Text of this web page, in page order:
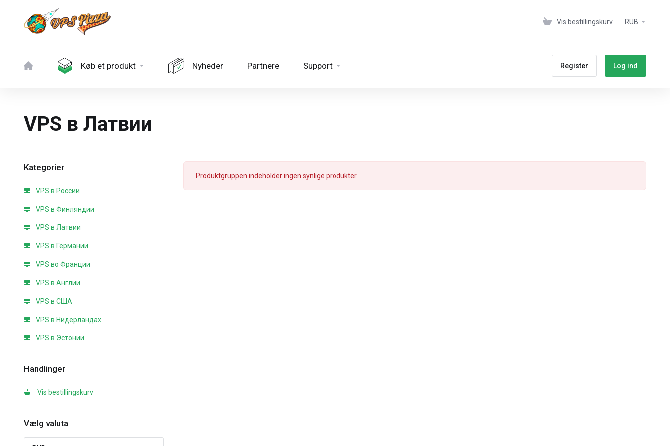
Vis bestillingskurv RUB
Køb et produkt Nyheder Partnere Support Register Log ind
VPS в Латвии
Kategorier
VPS в России
VPS в Финляндии
VPS в Латвии
VPS в Германии
VPS во Франции
VPS в Англии
VPS в США
VPS в Нидерландах
VPS в Эстонии
Handlinger
Vis bestillingskurv
Vælg valuta
Produktgruppen indeholder ingen synlige produkter